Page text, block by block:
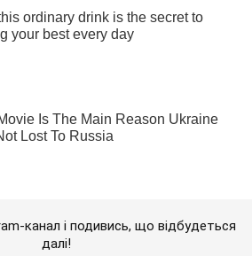
канал і подивись, що відбудеться
далі!